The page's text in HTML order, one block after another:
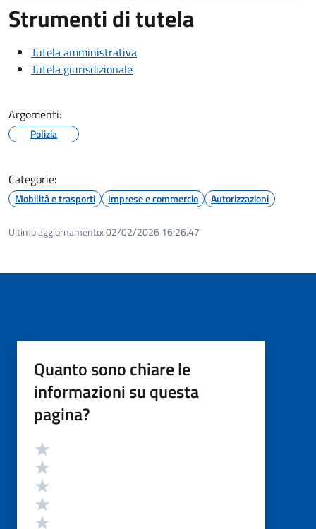
Strumenti di tutela
Tutela amministrativa
Tutela giurisdizionale
Argomenti:
Polizia
Categorie:
Mobilità e trasporti Imprese e commercio Autorizzazioni
Ultimo aggiornamento:02/02/2026 16:26.47
Quanto sono chiare le
informazioni su questa
pagina?
Valutazione